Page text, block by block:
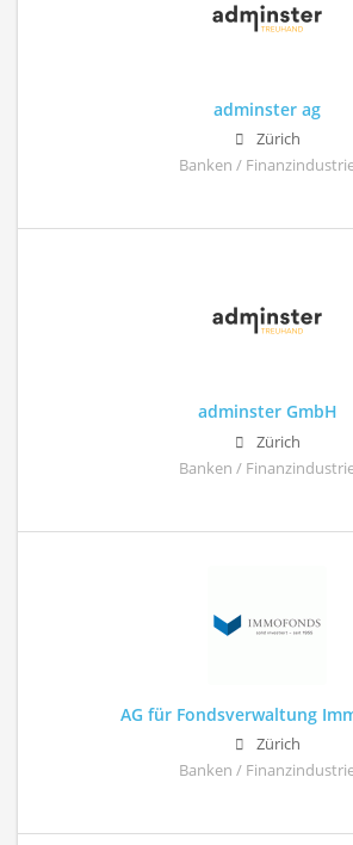
adminster ag
Zürich
Banken /
adminster GmbH
Zürich
Banken /
AG für Fondsverwaltung
Zürich
Banken /